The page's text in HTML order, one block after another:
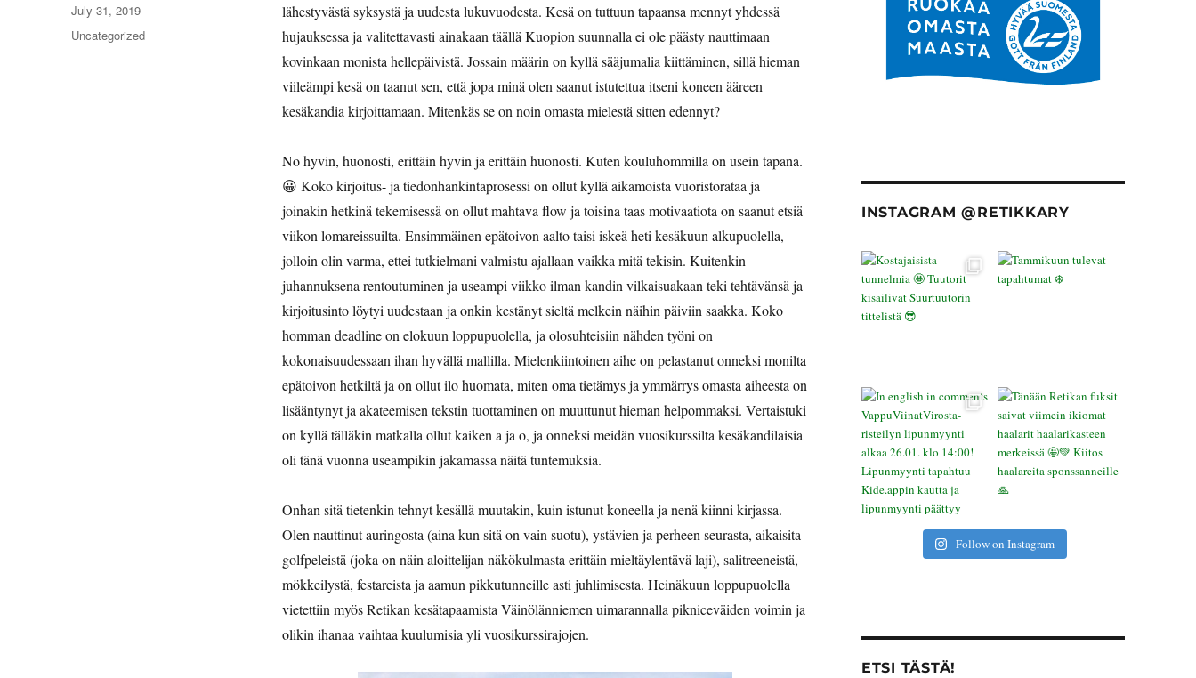
lähestyvästä syksystä ja uudesta lukuvuodesta. Kesä on tuttuun tapaansa mennyt yhdessä
hujauksessa ja valitettavasti ainakaan täällä Kuopion suunnalla ei ole päästy nauttimaan
kovinkaan monista hellepäivistä. Jossain määrin on kyllä sääjumalia kiittäminen, sillä hieman
viileämpi kesä on taanut sen, että jopa minä olen saanut istutettua itseni koneen ääreen
kesäkandia kirjoittamaan. Mitenkäs se on noin omasta mielestä sitten edennyt?
No hyvin, huonosti, erittäin hyvin ja erittäin huonosti. Kuten kouluhommilla on usein tapana.
😀 Koko kirjoitus- ja tiedonhankintaprosessi on ollut kyllä aikamoista vuoristorataa ja
joinakin hetkinä tekemisessä on ollut mahtava flow ja toisina taas motivaatiota on saanut etsiä
viikon lomareissuilta. Ensimmäinen epätoivon aalto taisi iskeä heti kesäkuun alkupuolella,
jolloin olin varma, ettei tutkielmani valmistu ajallaan vaikka mitä tekisin. Kuitenkin
juhannuksena rentoutuminen ja useampi viikko ilman kandin vilkaisuakaan teki tehtävänsä ja
kirjoitusinto löytyi uudestaan ja onkin kestänyt sieltä melkein näihin päiviin saakka. Koko
homman deadline on elokuun loppupuolella, ja olosuhteisiin nähden työni on
kokonaisuudessaan ihan hyvällä mallilla. Mielenkiintoinen aihe on pelastanut onneksi monilta
epätoivon hetkiltä ja on ollut ilo huomata, miten oma tietämys ja ymmärrys omasta aiheesta on
lisääntynyt ja akateemisen tekstin tuottaminen on muuttunut hieman helpommaksi. Vertaistuki
on kyllä tälläkin matkalla ollut kaiken a ja o, ja onneksi meidän vuosikurssilta kesäkandilaisia
oli tänä vuonna useampikin jakamassa näitä tuntemuksia.
Onhan sitä tietenkin tehnyt kesällä muutakin, kuin istunut koneella ja nenä kiinni kirjassa.
Olen nauttinut auringosta (aina kun sitä on vain suotu), ystävien ja perheen seurasta, aikaisita
golfpeleistä (joka on näin aloittelijan näkökulmasta erittäin mieltäylentävä laji), salitreeneistä,
mökkeilystä, festareista ja aamun pikkutunneille asti juhlimisesta. Heinäkuun loppupuolella
vietettiin myös Retikan kesätapaamista Väinölänniemen uimarannalla pikniceväiden voimin ja
olikin ihanaa vaihtaa kuulumisia yli vuosikurssirajojen.
Posted
on
July 31, 2019
Categories
Uncategorized
INSTAGRAM @RETIKKARY
Follow on Instagram
ETSI TÄSTÄ!